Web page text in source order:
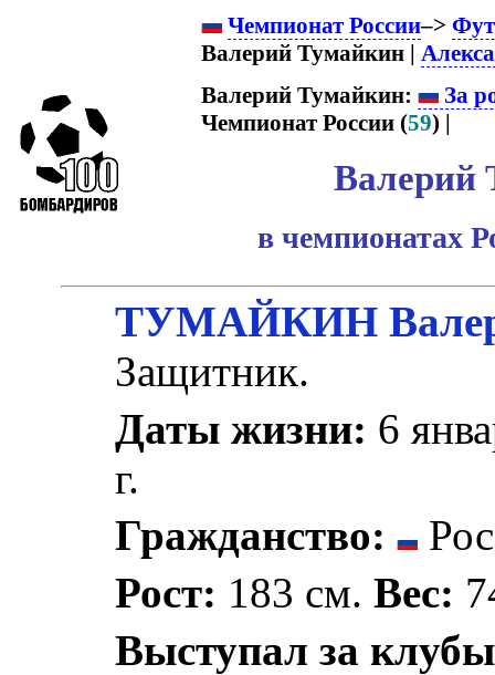
Чемпионат России–>
Валерий Тумайкин |
Валерий Тумайкин:
За
Чемпионат России (59) |
Валерий
в чемпионатах
ТУМАЙКИН
Защитник.
Даты жизни: 6
г.
Гражданство:
Рост: 183 см.Вес:
Выступал за